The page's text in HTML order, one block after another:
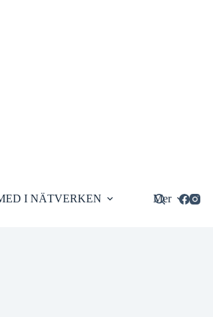
I NÄTVERKEN Mer